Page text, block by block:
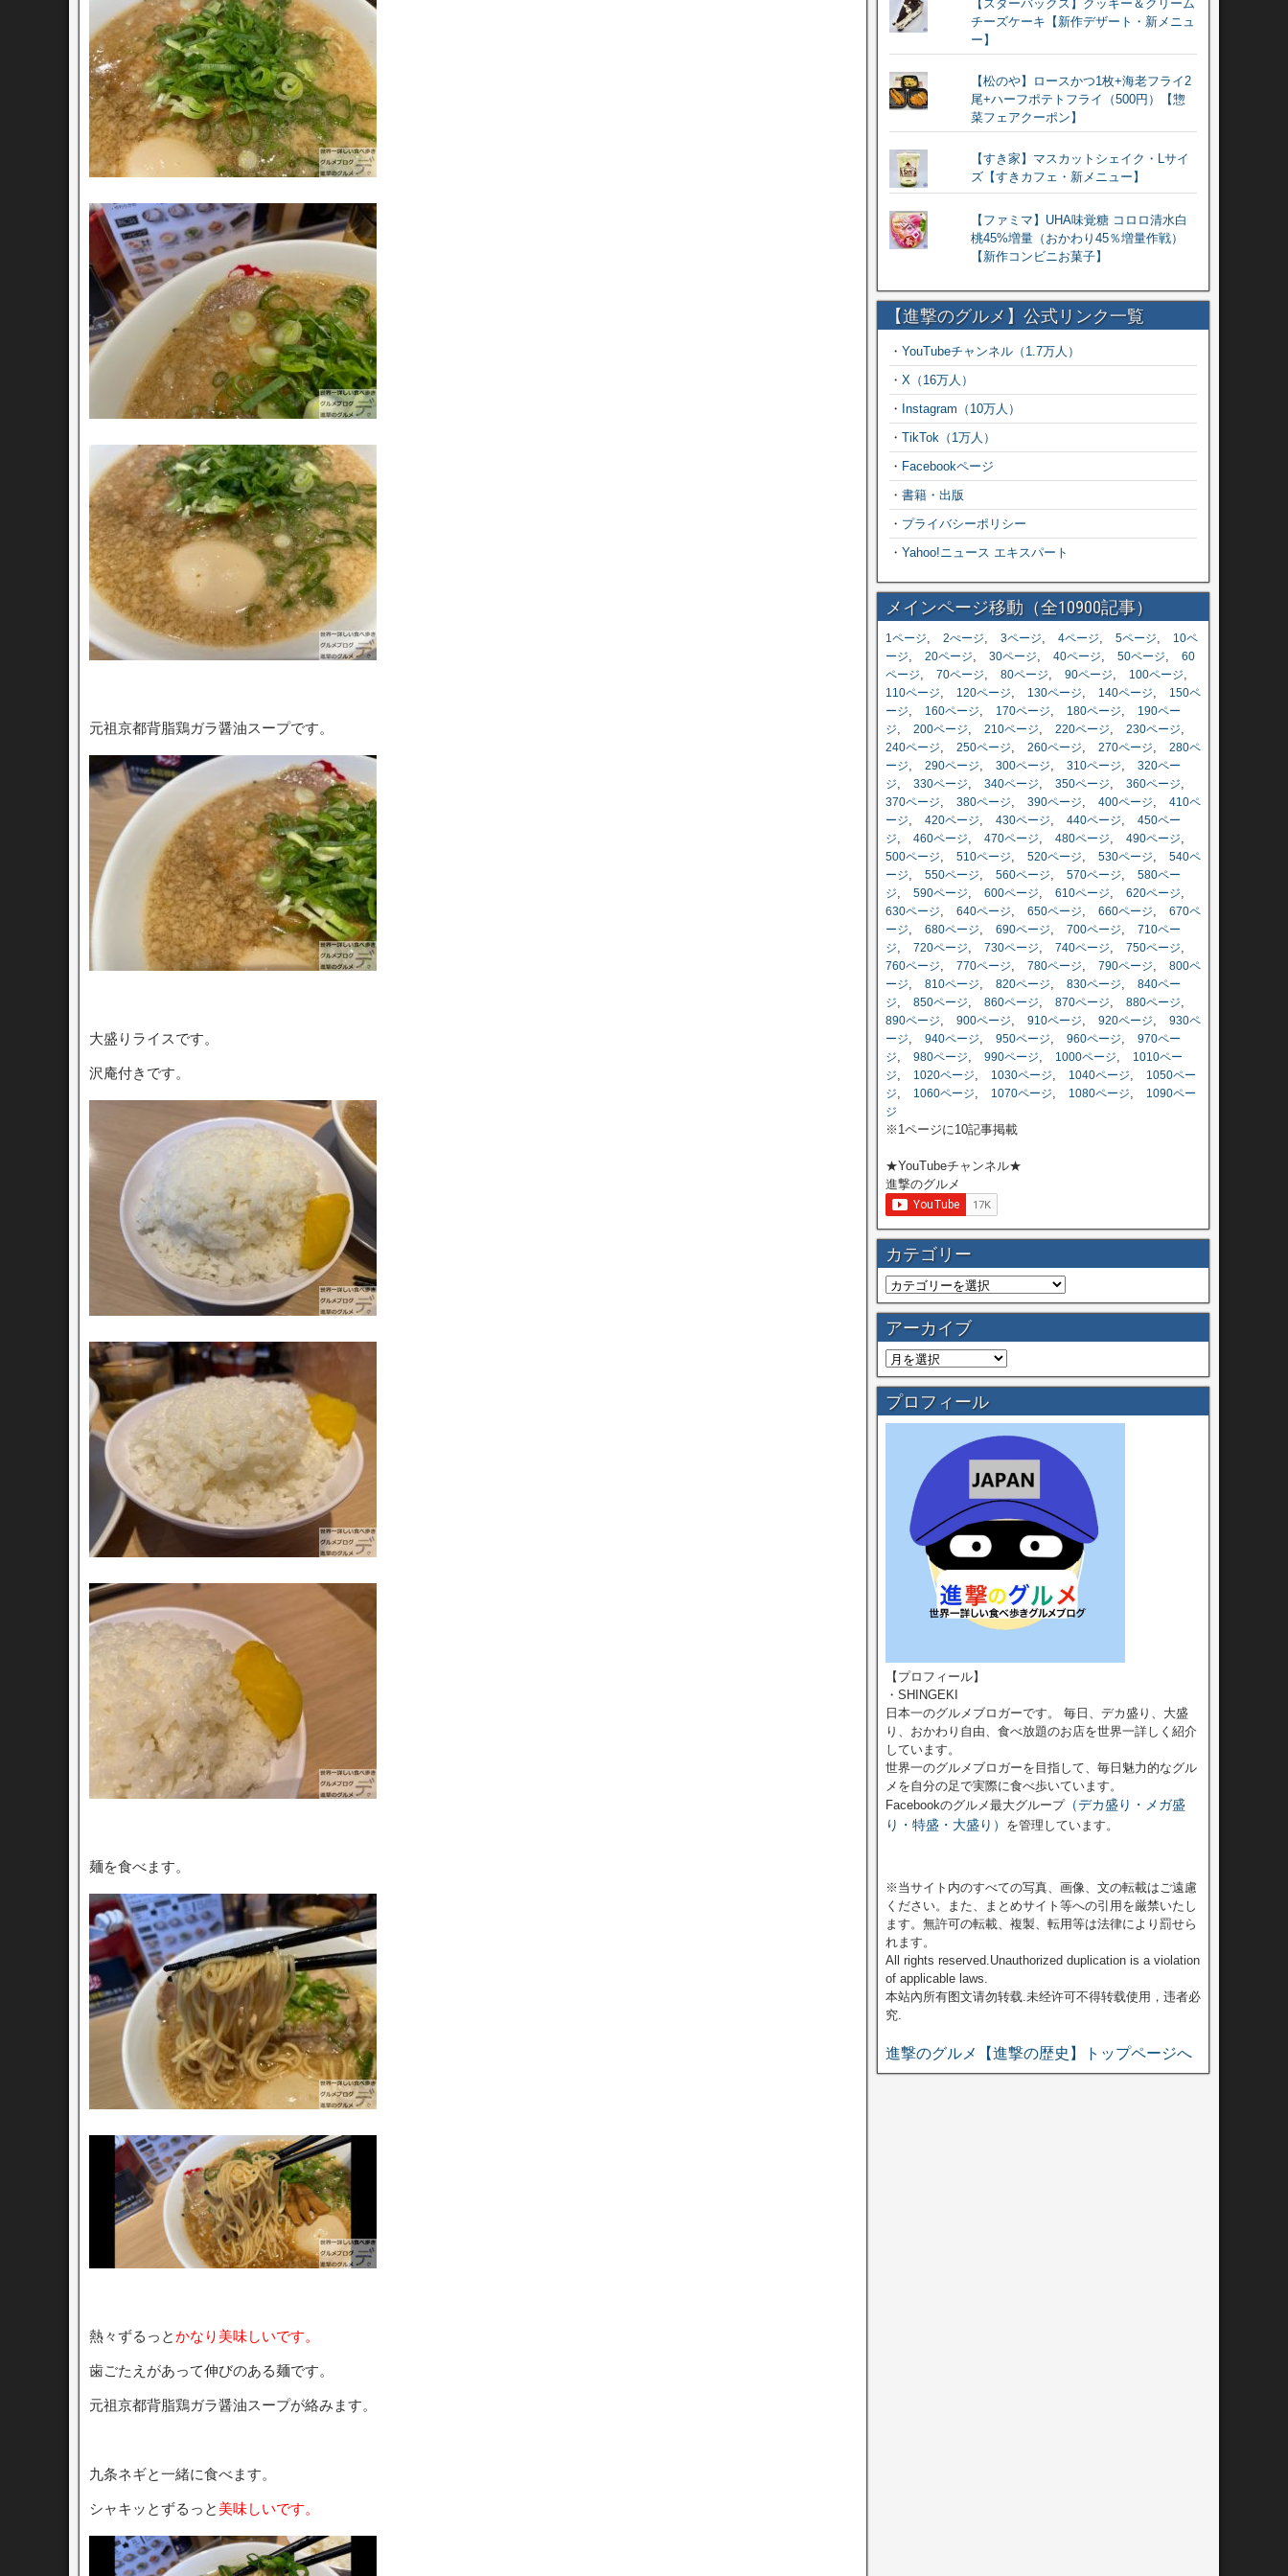
元祖京都背脂鶏ガラ醤油スープです。
大盛りライスです。
沢庵付きです。
麺を食べます。
熱々ずるっとかなり美味しいです。
歯ごたえがあって伸びのある麺です。
元祖京都背脂鶏ガラ醤油スープが絡みます。
九条ネギと一緒に食べます。
シャキッとずるっと 美味しいです。
【スターバックス】クッキー＆クリーム
チーズケーキ【新作デザート・新メニュ
ー】
【松のや】ロースかつ1枚+海老フライ2
尾+ハーフポテトフライ（500円）【惣
菜フェアクーポン】
【すき家】マスカットシェイク・Lサイ
ズ【すきカフェ・新メニュー】
【ファミマ】UHA味覚糖 コロロ清水白
桃45%増量（おかわり45％増量作戦）
【新作コンビニお菓子】
【進撃のグルメ】公式リンク一覧
・ YouTubeチャンネル（1.7万人）
・ X（16万人）
・ Instagram（10万人）
・ TikTok（1万人）
・ Facebookページ
・ 書籍・出版
・ プライバシーポリシー
・ Yahoo!ニュース エキスパート
メインページ移動（全10900記事）
1ページ, 2ぺージ, 3ページ, 4ページ, 5ページ,
10ペ
ージ, 20ページ, 30ページ, 40ページ, 50ページ, 60
ページ, 70ページ, 80ページ, 90ページ, 100ページ,
110ページ, 120ページ, 130ページ, 140ページ,
150ペ
ージ, 160ページ, 170ページ, 180ページ,
190ペー
ジ, 200ページ, 210ページ, 220ページ, 230ページ,
240ページ, 250ページ, 260ページ, 270ページ, 280ペ
ージ, 290ページ, 300ページ, 310ページ, 320ペー
ジ, 330ページ, 340ページ, 350ページ, 360ページ,
370ページ, 380ページ, 390ページ, 400ページ, 410ペ
ージ, 420ページ, 430ページ, 440ページ, 450ペー
ジ, 460ページ, 470ページ, 480ページ, 490ページ,
500ページ, 510ページ, 520ページ, 530ページ, 540ペ
ージ, 550ページ, 560ページ, 570ページ, 580ペー
ジ, 590ページ, 600ページ, 610ページ, 620ページ,
630ページ, 640ページ, 650ページ, 660ページ, 670ペ
ージ, 680ページ, 690ページ, 700ページ, 710ペー
ジ, 720ページ, 730ページ, 740ページ, 750ページ,
760ページ, 770ページ, 780ページ, 790ページ, 800ペ
ージ, 810ページ, 820ページ, 830ページ, 840ペー
ジ, 850ページ, 860ページ, 870ページ, 880ページ,
890ページ, 900ページ, 910ページ, 920ページ, 930ペ
ージ, 940ページ, 950ページ, 960ページ, 970ペー
ジ, 980ページ, 990ページ, 1000ページ,
1010ペー
ジ, 1020ページ, 1030ページ, 1040ページ,
1050ペー
ジ, 1060ページ, 1070ページ, 1080ページ,
1090ペー
ジ
※1ページに10記事掲載
★YouTubeチャンネル★
進撃のグルメ
カテゴリー
アーカイブ
プロフィール
【プロフィール】
・SHINGEKI
日本一のグルメブロガーです。 毎日、デカ盛り、大盛
り、おかわり自由、食べ放題のお店を世界一詳しく紹介
しています。
世界一のグルメブロガーを目指して、毎日魅力的なグル
メを自分の足で実際に食べ歩いています。
Facebookのグルメ最大グループ（デカ盛り・メガ盛
り・特盛・大盛り） を管理しています。
※当サイト内のすべての写真、画像、文の転載はご遠慮
ください。また、まとめサイト等への引用を厳禁いたし
ます。無許可の転載、複製、転用等は法律により罰せら
れます。
All rights reserved.Unauthorized duplication is a violation
of applicable laws.
本站內所有图文请勿转载.未经许可不得转载使用，违者必
究.
進撃のグルメ【進撃の歴史】トップページへ